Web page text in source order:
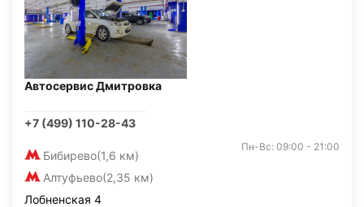
Автосервис Дмитровка
+7 (499) 110-28-43
Бибирево(1,6 км)
Алтуфьево(2,35 км)
Пн-Вс: 09:00 - 21:00
Лобненская 4